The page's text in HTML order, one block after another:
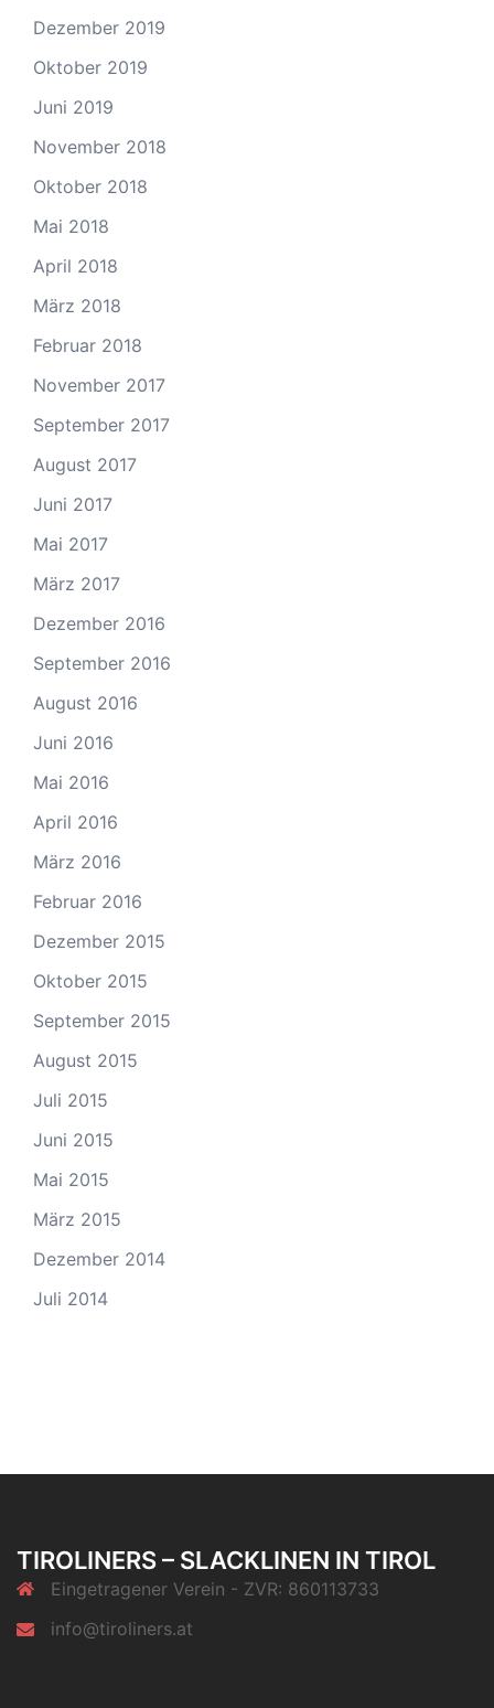
Dezember 2019
Oktober 2019
Juni 2019
November 2018
Oktober 2018
Mai 2018
April 2018
März 2018
Februar 2018
November 2017
September 2017
August 2017
Juni 2017
Mai 2017
März 2017
Dezember 2016
September 2016
August 2016
Juni 2016
Mai 2016
April 2016
März 2016
Februar 2016
Dezember 2015
Oktober 2015
September 2015
August 2015
Juli 2015
Juni 2015
Mai 2015
März 2015
Dezember 2014
Juli 2014
TIROLINERS – SLACKLINEN IN TIROL
Eingetragener Verein - ZVR: 860113733
info@tiroliners.at